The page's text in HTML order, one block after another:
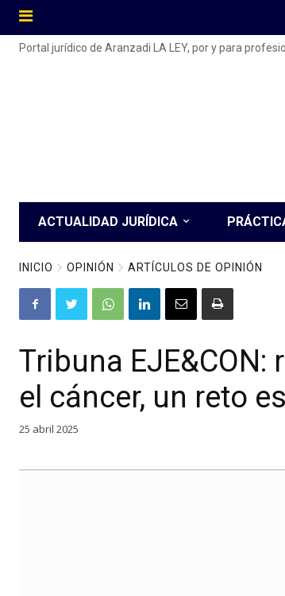
Portal jurídico de Aranzadi LA LEY, por y para
ACTUALIDAD JURÍDICA
INICIO OPINIÓN ARTÍCULOS DE OPINIÓN
Tribuna
el cáncer, un reto
25 abril 2025